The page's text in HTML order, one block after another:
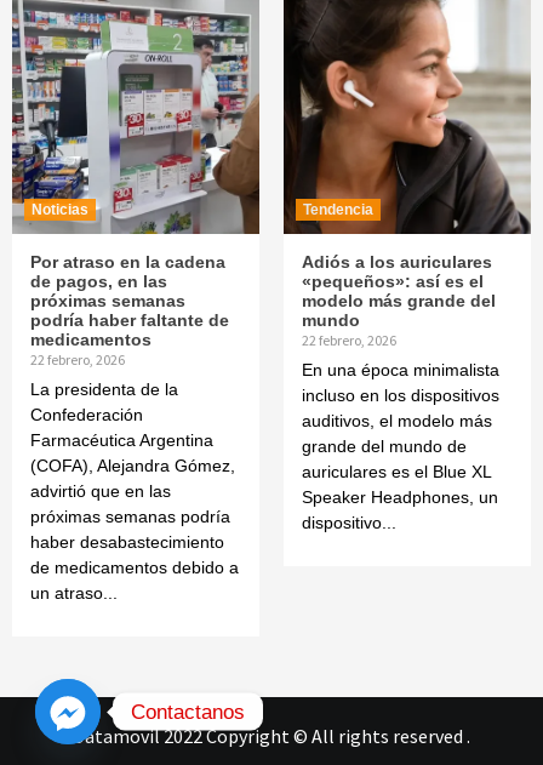
Noticias
Por atraso en la cadena
de pagos, en las
próximas semanas
podría haber faltante de
medicamentos
22 febrero, 2026
La presidenta de la
Confederación
Farmacéutica Argentina
(COFA), Alejandra Gómez,
advirtió que en las
próximas semanas podría
haber desabastecimiento
de medicamentos debido a
un atraso...
Tendencia
Adiós a los auriculares
«pequeños»: así es el
modelo más grande del
mundo
22 febrero, 2026
En una época minimalista
incluso en los dispositivos
auditivos, el modelo más
grande del mundo de
auriculares es el Blue XL
Speaker Headphones, un
dispositivo...
Datamovil 2022 Copyright © All rights reserved .
Contactanos